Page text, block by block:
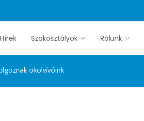
Hírek Szakosztályok Rólunk
ökölvívóink